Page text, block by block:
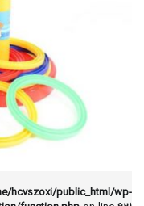
hcvszoxi/public_html/wp-